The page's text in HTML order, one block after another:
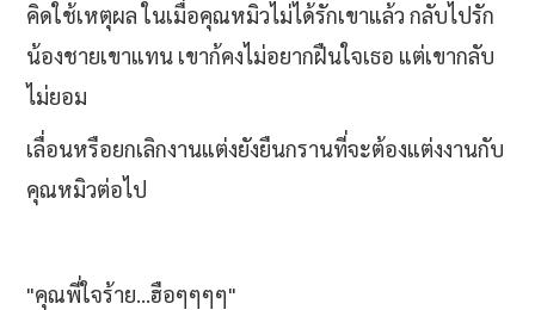
คิดใช้เหตุผล ในเมื่อคุณหมิวไม่ได้รักเขาแล้ว กลับไปรัก
น้องชายเขาแทน เขาก้คงไม่อยากฝืนใจเธอ แต่เขากลับ
ไม่ยอม
เลื่อนหรือยกเลิกงานแต่งยังยืนกรานที่จะต้องแต่งงานกับ
คุณหมิวต่อไป
"คุณพี่ใจร้าย...ฮือๆๆๆๆ"